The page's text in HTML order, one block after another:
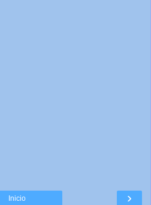
›
Inicio